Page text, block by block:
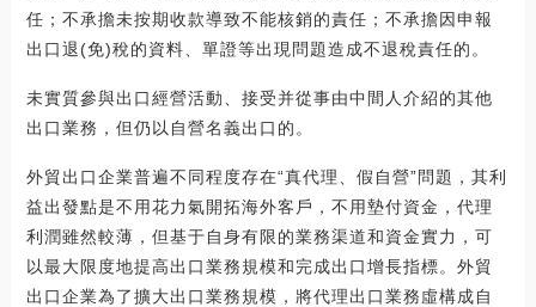
任；不承擔未按期收款導致不能核銷的責任；不承擔因申報
出口退(免)稅的資料、單證等出現問題造成不退稅責任的。
未實質參與出口經營活動、接受并從事由中間人介紹的其他
出口業務，但仍以自營名義出口的。
外貿出口企業普遍不同程度存在“真代理、假自營”問題，其利
益出發點是不用花力氣開拓海外客戶，不用墊付資金，代理
利潤雖然較薄，但基于自身有限的業務渠道和資金實力，可
以最大限度地提高出口業務規模和完成出口增長指標。外貿
出口企業為了擴大出口業務規模，將代理出口業務虛構成自